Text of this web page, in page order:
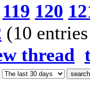
119 120
(10
thread